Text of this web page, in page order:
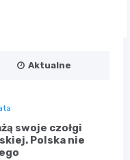
Aktualne
swoje czołgi
Polska nie